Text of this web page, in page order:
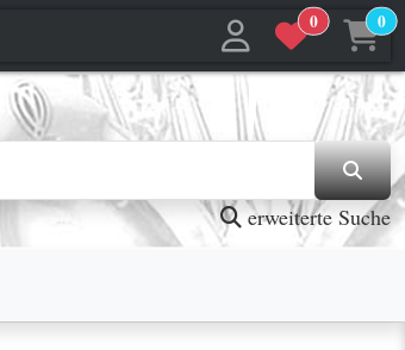
0 0
erweiterte Suche
jetzt in den Warenkorb
jetzt in den Warenkorb